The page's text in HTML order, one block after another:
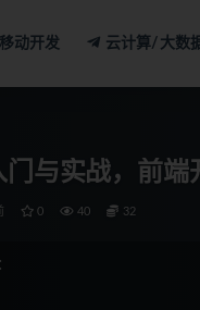
移动开发 云计算/大数
与实战，前端
0 40 32